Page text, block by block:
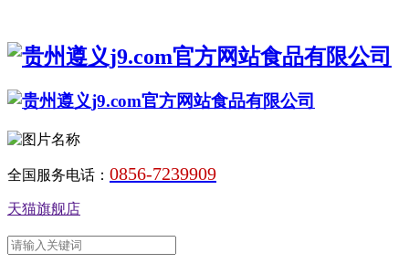
全国服务电话： 0856-7239909
天猫旗舰店